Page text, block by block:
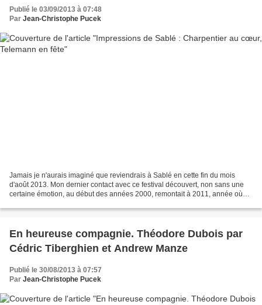
Publié le 03/09/2013 à 07:48
Par Jean-Christophe Pucek
Jamais je n'aurais imaginé que reviendrais à Sablé en cette fin du mois
d'août 2013. Mon dernier contact avec ce festival découvert, non sans une
certaine émotion, au début des années 2000, remontait à 2011, année où
En heureuse compagnie. Théodore Dubois par
Cédric Tiberghien et Andrew Manze
Publié le 30/08/2013 à 07:57
Par Jean-Christophe Pucek